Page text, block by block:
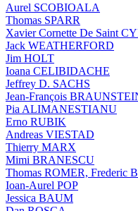
Aurel SCOBIOALA
Thomas SPARR
Xavier Cornette De Saint
Jack WEATHERFORD
Jim HOLT
Ioana CELIBIDACHE
Jeffrey D. SACHS
Jean-François
Pia ALIMANESTIANU
Erno RUBIK
Andreas VIESTAD
Thierry MARX
Mimi BRANESCU
Thomas ROMER, Frederic
Ioan-Aurel POP
Jessica BAUM